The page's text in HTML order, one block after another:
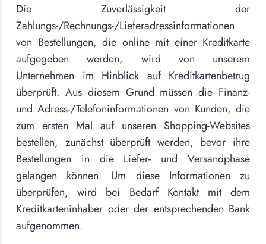
Die Zuverlässigkeit der
Zahlungs-/Rechnungs-/Lieferadressinformationen
von Bestellungen, die online mit einer Kreditkarte
aufgegeben werden, wird von unserem
Unternehmen im Hinblick auf Kreditkartenbetrug
überprüft. Aus diesem Grund müssen die Finanz-
und Adress-/Telefoninformationen von Kunden, die
zum ersten Mal auf unseren Shopping-Websites
bestellen, zunächst überprüft werden, bevor ihre
Bestellungen in die Liefer- und Versandphase
gelangen können. Um diese Informationen zu
überprüfen, wird bei Bedarf Kontakt mit dem
Kreditkarteninhaber oder der entsprechenden Bank
aufgenommen.